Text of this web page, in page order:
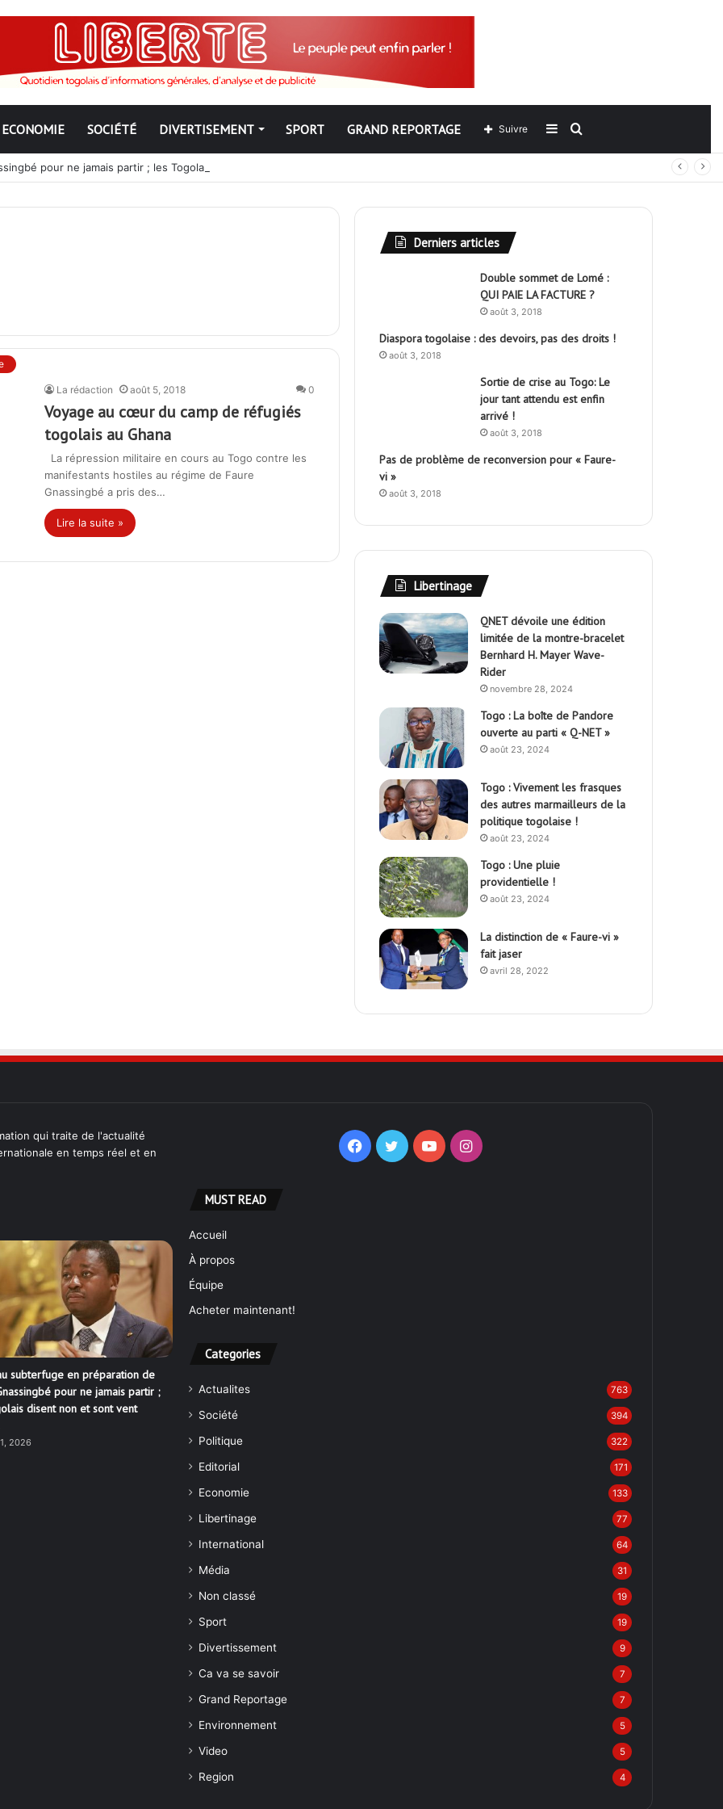
ECONOMIE SOCIÉTÉ DIVERTISEMENT SPORT GRAND REPORTAGE Rechercher
Sidebar
(barre
Suivre
pour ne jamais partir ; les Togolais disent non et sont vent debout
La rédaction août 5, 2018 0
Voyage au cœur du camp de réfugiés
togolais au Ghana
La répression militaire en cours au Togo contre les
manifestants hostiles au régime de Faure
Gnassingbé a pris des…
Lire la suite »
Derniers articles
Double sommet de Lomé :
QUI PAIE LA FACTURE ?
août 3, 2018
Diaspora togolaise : des devoirs, pas des droits !
août 3, 2018
Sortie de crise au Togo: Le
jour tant attendu est enfin
arrivé !
août 3, 2018
Pas de problème de reconversion pour « Faure-
vi »
août 3, 2018
Libertinage
QNET dévoile une édition
limitée de la montre-bracelet
Bernhard H. Mayer Wave-
Rider
novembre 28, 2024
Togo : La boîte de Pandore
ouverte au parti « Q-NET »
août 23, 2024
Togo : Vivement les frasques
des autres marmailleurs de la
politique togolaise !
août 23, 2024
Togo : Une pluie
providentielle !
août 23, 2024
La distinction de « Faure-vi »
fait jaser
avril 28, 2022
qui traite de l'actualité
en temps réel et en
subterfuge en préparation de
pour ne jamais partir ;
disent non et sont vent
2026
Facebook
TwitterYouTubeInstagram
MUST READ
Accueil
À propos
Équipe
Acheter maintenant!
Categories
Actualites 763
Société 394
Politique 322
Editorial 171
Economie 133
Libertinage 77
International 64
Média 31
Non classé 19
Sport 19
Divertissement 9
Ca va se savoir 7
Grand Reportage 7
Environnement 5
Video 5
Region 4